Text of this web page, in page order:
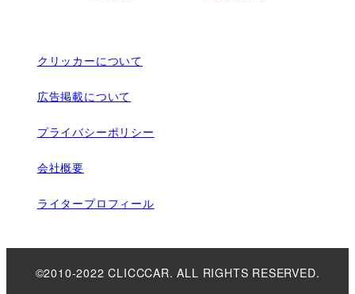
クリッカーについて
広告掲載について
プライバシーポリシー
会社概要
ライタープロフィール
©2010-2022 CLICCCAR. ALL RIGHTS RESERVED.